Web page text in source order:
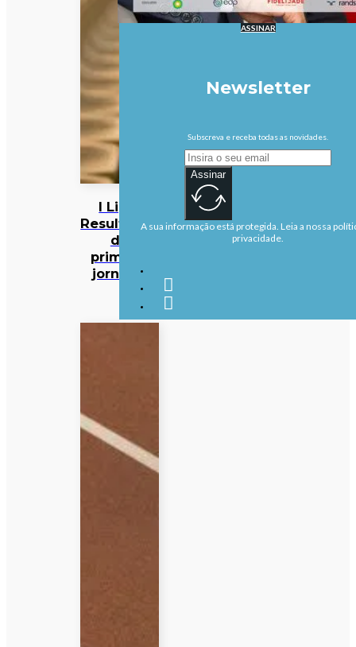
I Liga:
Resultados
da
primeira
jornada
ASSINAR
Newsletter
Subscreva e receba todas as novidades.
Assinar
A sua informação está protegida. Leia a nossa
privacidade.